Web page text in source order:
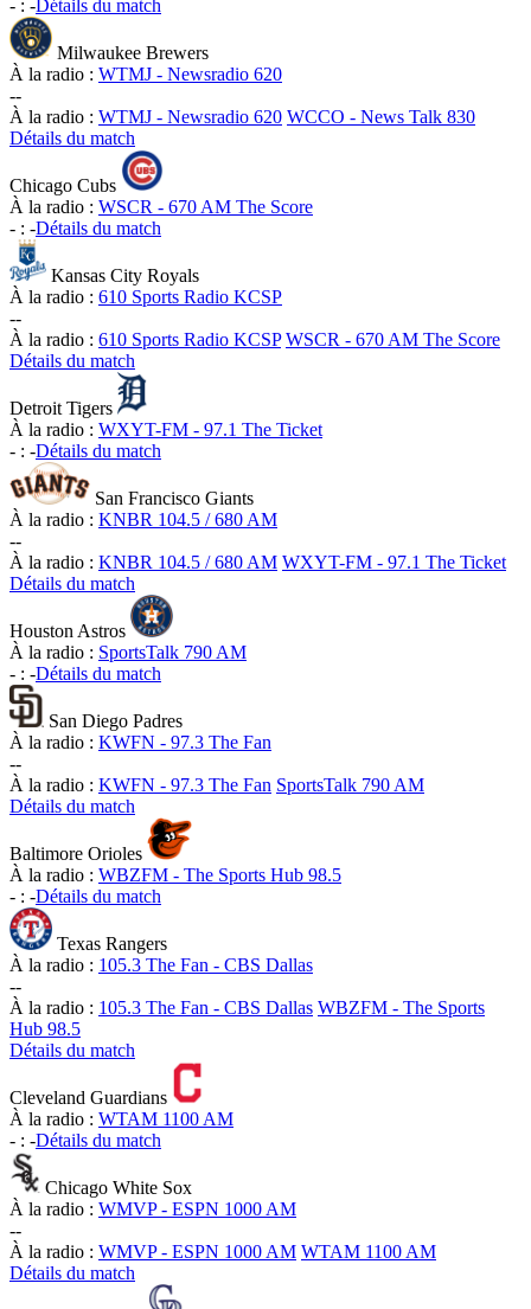
- : - Détails du match
Milwaukee Brewers
À la radio : WTMJ - Newsradio 620
--
À la radio : WTMJ - Newsradio 620 WCCO - News Talk 830
Détails du match
Chicago Cubs
À la radio : WSCR - 670 AM The Score
- : -Détails du match
Kansas City Royals
À la radio : 610 Sports Radio KCSP
--
À la radio : 610 Sports Radio KCSP WSCR - 670 AM The Score
Détails du match
Detroit Tigers
À la radio : WXYT-FM - 97.1 The Ticket
- : -Détails du match
San Francisco Giants
À la radio : KNBR 104.5 / 680 AM
--
À la radio : KNBR 104.5 / 680 AM WXYT-FM - 97.1 The Ticket
Détails du match
Houston Astros
À la radio : SportsTalk 790 AM
- : -Détails du match
San Diego Padres
À la radio : KWFN - 97.3 The Fan
--
À la radio : KWFN - 97.3 The Fan SportsTalk 790 AM
Détails du match
Baltimore Orioles
À la radio : WBZFM - The Sports Hub 98.5
- : -Détails du match
Texas Rangers
À la radio : 105.3 The Fan - CBS Dallas
--
À la radio : 105.3 The Fan - CBS Dallas WBZFM - The Sports
Hub 98.5
Détails du match
Cleveland Guardians
À la radio : WTAM 1100 AM
- : -Détails du match
Chicago White Sox
À la radio : WMVP - ESPN 1000 AM
--
À la radio : WMVP - ESPN 1000 AM WTAM 1100 AM
Détails du match